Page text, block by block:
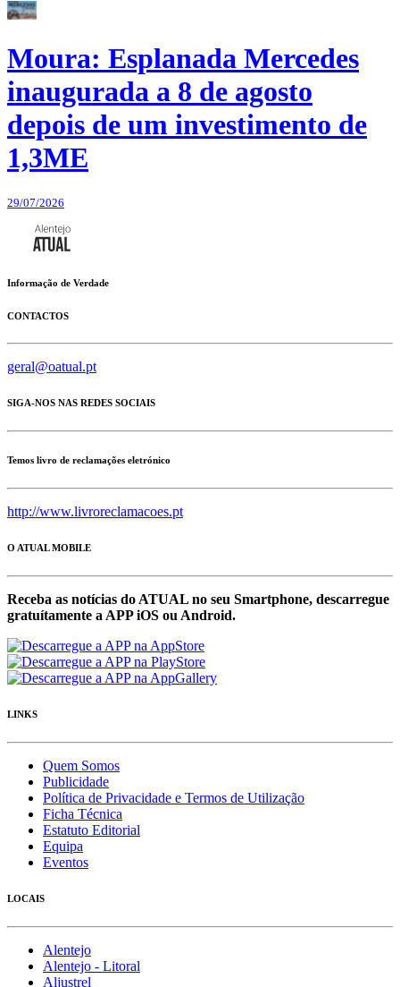
Moura: Esplanada Mercedes
inaugurada a 8 de agosto
depois de um investimento de
1,3ME
29/07/2026
Informação de Verdade
CONTACTOS
geral@oatual.pt
SIGA-NOS NAS REDES SOCIAIS
Temos livro de reclamações eletrónico
http://www.livroreclamacoes.pt
O ATUAL MOBILE
Receba as notícias do ATUAL no seu Smartphone, descarregue
gratuítamente a APP iOS ou Android.
LINKS
Quem Somos
Publicidade
Política de Privacidade e Termos de Utilização
Ficha Técnica
Estatuto Editorial
Equipa
Eventos
LOCAIS
Alentejo
Alentejo - Litoral
Aljustrel